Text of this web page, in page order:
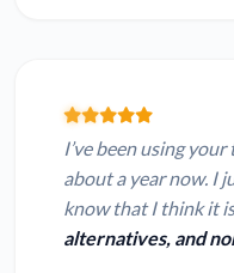
I’ve been using
about a year now. I
know that I think it
alternatives, and